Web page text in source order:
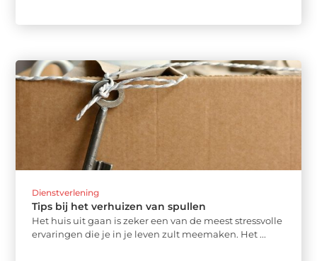
Dienstverlening
Tips bij het verhuizen van spullen
Het huis uit gaan is zeker een van de meest stressvolle
ervaringen die je in je leven zult meemaken. Het ...